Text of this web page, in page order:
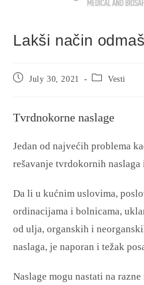
Lakši način
July 30, 2021 Vesti
Tvrdnokorne naslage
Jedan od najvećih problema
rešavanje tvrdokornih naslaga
Da li u kućnim uslovima,
ordinacijama i bolnicama,
od ulja, organskih i
naslaga, je naporan i težak
Naslage mogu nastati na